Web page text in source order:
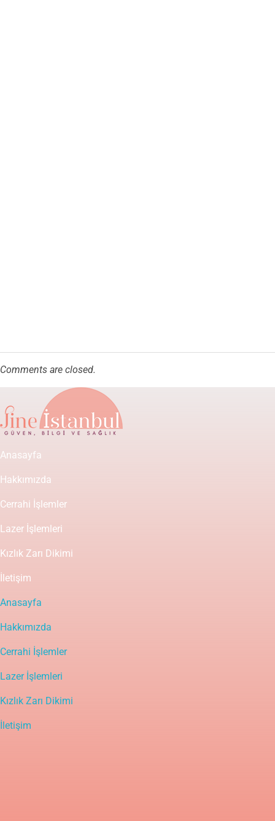
Comments are closed.
Anasayfa
Hakkımızda
Cerrahi İşlemler
Lazer İşlemleri
Kızlık Zarı Dikimi
İletişim
Anasayfa
Hakkımızda
Cerrahi İşlemler
Lazer İşlemleri
Kızlık Zarı Dikimi
İletişim